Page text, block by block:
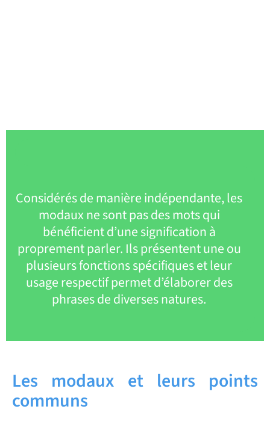
Considérés de manière indépendante, les
modaux ne sont pas des mots qui
bénéficient d’une signification à
proprement parler. Ils présentent une ou
plusieurs fonctions spécifiques et leur
usage respectif permet d’élaborer des
phrases de diverses natures.
Les modaux et leurs points
communs